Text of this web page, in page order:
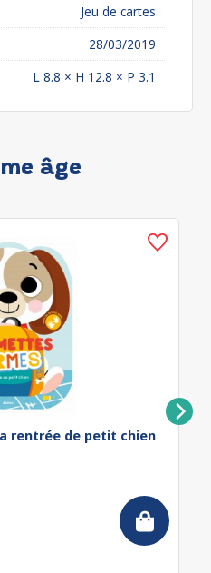
Jeu de cartes
28/03/2019
L 8.8 × H 12.8 × P 3.1
âge
rentrée de petit chien